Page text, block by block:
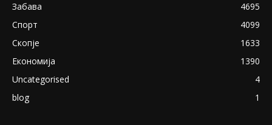
Забава
4695
Спорт
4099
Скопје
1633
Економија
1390
Uncategorised
4
blog
1